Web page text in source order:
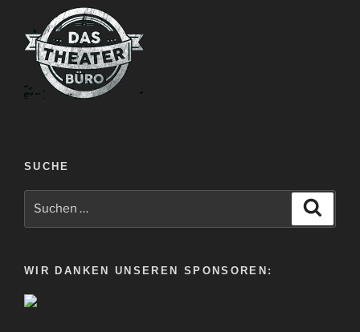
SUCHE
WIR DANKEN UNSEREN SPONSOREN: